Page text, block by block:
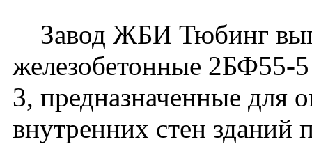
Завод ЖБИ Тюбинг
железобетонные 2БФ55-
3, предназначенные для
внутренних стен